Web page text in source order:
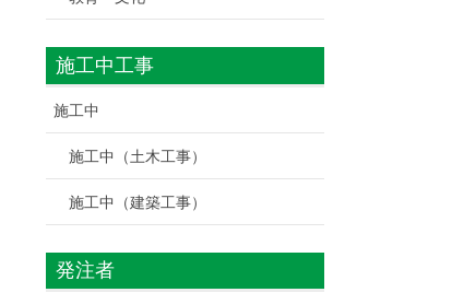
施工中工事
施工中
施工中（土木工事）
施工中（建築工事）
発注者